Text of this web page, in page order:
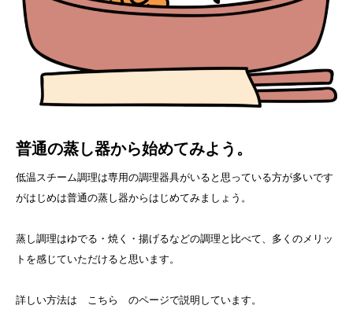
普通の蒸し器から始めてみよう。
低温スチーム調理は専用の調理器具がいると思っている方が多いです
がはじめは普通の蒸し器からはじめてみましょう。
蒸し調理はゆでる・焼く・揚げるなどの調理と比べて、多くのメリッ
トを感じていただけると思います。
詳しい方法は こちら のページで説明しています。